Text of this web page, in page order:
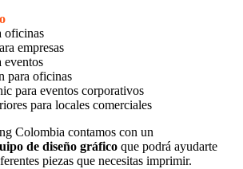
oficinas
empresas
eventos
para oficinas
para eventos corporativos
para locales comerciales
Colombia contamos con un
de diseño gráficoque podrá ayudarte
piezas que necesitas imprimir.